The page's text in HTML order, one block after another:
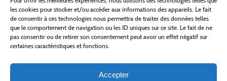
les cookies pour stocker et/ou accéder aux informations des appareils. Le fait
de consentir à ces technologies nous permettra de traiter des données telles
que le comportement de navigation ou les ID uniques sur ce site. Le fait de ne
pas consentir ou de retirer son consentement peut avoir un effet négatif sur
certaines caractéristiques et fonctions.
Accepter
Site internet cofinancé par le fonds européen agricole pour le développement rural
L'Europe investit dans les zones rurales